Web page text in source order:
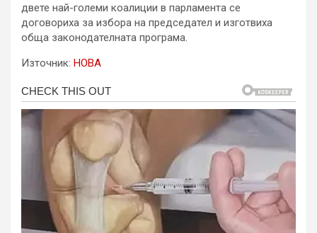
двете най-големи коалиции в парламента се
договориха за избора на председател и изготвиха
обща законодателната програма.
Източник: НОВА